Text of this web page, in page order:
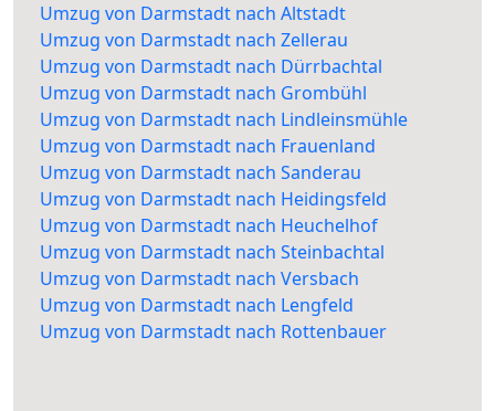
Umzug von Darmstadt nach Altstadt
Umzug von Darmstadt nach Zellerau
Umzug von Darmstadt nach Dürrbachtal
Umzug von Darmstadt nach Grombühl
Umzug von Darmstadt nach Lindleinsmühle
Umzug von Darmstadt nach Frauenland
Umzug von Darmstadt nach Sanderau
Umzug von Darmstadt nach Heidingsfeld
Umzug von Darmstadt nach Heuchelhof
Umzug von Darmstadt nach Steinbachtal
Umzug von Darmstadt nach Versbach
Umzug von Darmstadt nach Lengfeld
Umzug von Darmstadt nach Rottenbauer